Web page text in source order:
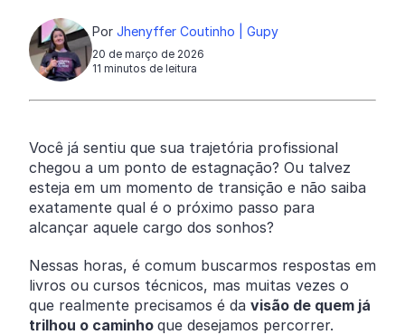
Por Jhenyffer Coutinho | Gupy
20 de março de 2026
11 minutos de leitura
Você já sentiu que sua trajetória profissional
chegou a um ponto de estagnação? Ou talvez
esteja em um momento de transição e não saiba
exatamente qual é o próximo passo para
alcançar aquele cargo dos sonhos?
Nessas horas, é comum buscarmos respostas em
livros ou cursos técnicos, mas muitas vezes o
que realmente precisamos é da visão de quem já
trilhou o caminho que desejamos percorrer.